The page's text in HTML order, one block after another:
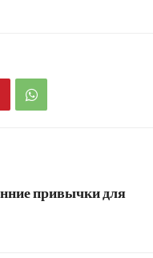
привычки для